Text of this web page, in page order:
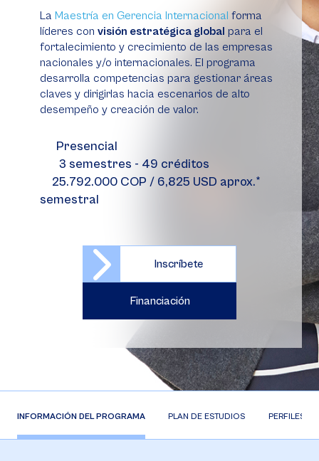
La Maestría en Gerencia Internacional forma
líderes con visión estratégica global para el
fortalecimiento y crecimiento de las empresas
nacionales y/o internacionales. El programa
desarrolla competencias para gestionar áreas
claves y dirigirlas hacia escenarios de alto
desempeño y creación de valor.
3 semestres - 49 créditos
Presencial
25.792.000 COP / 6,825 USD aprox.*
semestral
Inscríbete
Financiación
INFORMACIÓN DEL PROGRAMA PLAN DE ESTUDIOS PERFILES